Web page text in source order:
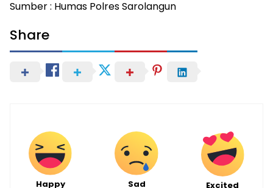
Sumber : Humas Polres Sarolangun
Share
Happy Sad Excited